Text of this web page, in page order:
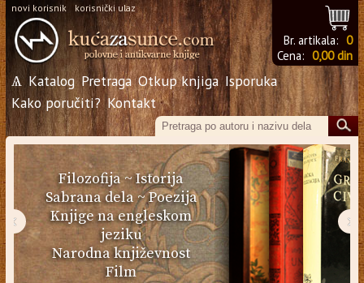
novi korisnik korisnički ulaz
Br. artikala: 0
Cena: 0,00 din
Ѧ Katalog Pretraga Otkup knjiga Isporuka
Kako poručiti? Kontakt
Filozofija~Istorija
Sabrana dela~Poezija
Knjige na engleskom
jeziku
Narodna književnost
Film
‹ ›